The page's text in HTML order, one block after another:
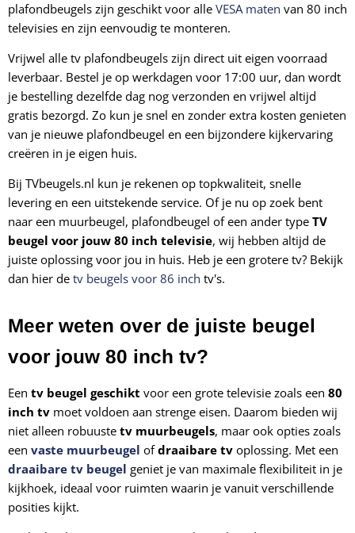
plafondbeugels zijn geschikt voor alle VESA maten van 80 inch
televisies en zijn eenvoudig te monteren.
Vrijwel alle tv plafondbeugels zijn direct uit eigen voorraad
leverbaar. Bestel je op werkdagen voor 17:00 uur, dan wordt
je bestelling dezelfde dag nog verzonden en vrijwel altijd
gratis bezorgd. Zo kun je snel en zonder extra kosten genieten
van je nieuwe plafondbeugel en een bijzondere kijkervaring
creëren in je eigen huis.
Bij TVbeugels.nl kun je rekenen op topkwaliteit, snelle
levering en een uitstekende service. Of je nu op zoek bent
naar een muurbeugel, plafondbeugel of een ander type TV
beugel voor jouw 80 inch televisie, wij hebben altijd de
juiste oplossing voor jou in huis. Heb je een grotere tv? Bekijk
dan hier de tv beugels voor 86 inch tv's.
Meer weten over de juiste beugel
voor jouw 80 inch tv?
Een tv beugel geschikt voor een grote televisie zoals een 80
inch tv moet voldoen aan strenge eisen. Daarom bieden wij
niet alleen robuuste tv muurbeugels, maar ook opties zoals
een vaste muurbeugel ofdraaibare tv oplossing. Met een
draaibare tv beugel geniet je van maximale flexibiliteit in je
kijkhoek, ideaal voor ruimten waarin je vanuit verschillende
posities kijkt.